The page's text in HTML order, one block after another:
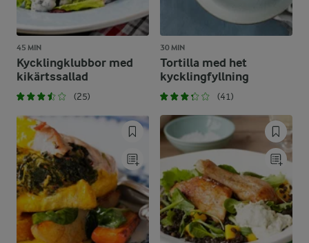
45 MIN
Kycklingklubbor med
kikärtssallad
(25)
30 MIN
Tortilla med het
kycklingfyllning
(41)